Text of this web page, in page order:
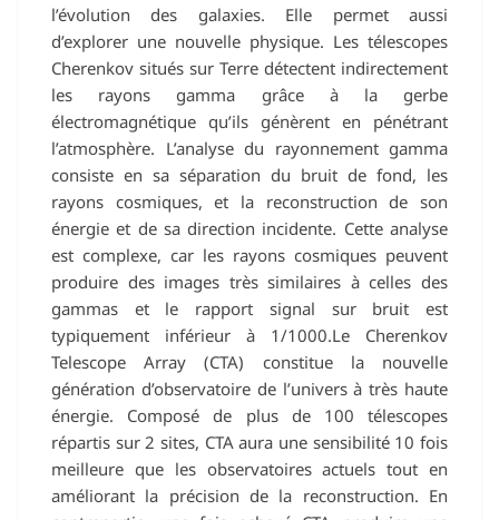
l’évolution des galaxies. Elle permet aussi
d’explorer une nouvelle physique. Les télescopes
Cherenkov situés sur Terre détectent indirectement
les rayons gamma grâce à la gerbe
électromagnétique qu’ils génèrent en pénétrant
l’atmosphère. L’analyse du rayonnement gamma
consiste en sa séparation du bruit de fond, les
rayons cosmiques, et la reconstruction de son
énergie et de sa direction incidente. Cette analyse
est complexe, car les rayons cosmiques peuvent
produire des images très similaires à celles des
gammas et le rapport signal sur bruit est
typiquement inférieur à 1/1000.Le Cherenkov
Telescope Array (CTA) constitue la nouvelle
génération d’observatoire de l’univers à très haute
énergie. Composé de plus de 100 télescopes
répartis sur 2 sites, CTA aura une sensibilité 10 fois
meilleure que les observatoires actuels tout en
améliorant la précision de la reconstruction. En